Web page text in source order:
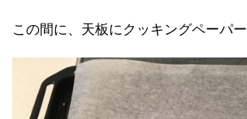
この間に、天板にクッキングペーパー